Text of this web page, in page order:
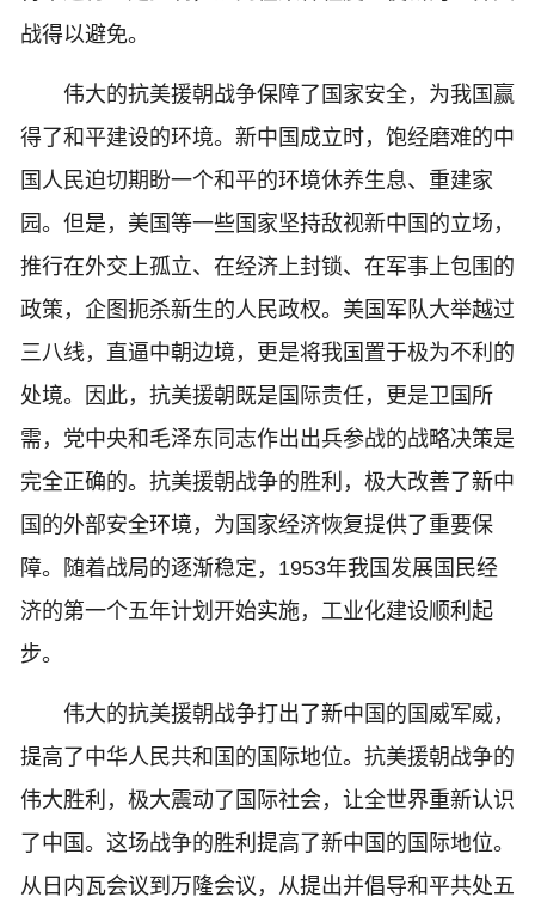
战得以避免。
伟大的抗美援朝战争保障了国家安全，为我国赢
得了和平建设的环境。新中国成立时，饱经磨难的中
国人民迫切期盼一个和平的环境休养生息、重建家
园。但是，美国等一些国家坚持敌视新中国的立场，
推行在外交上孤立、在经济上封锁、在军事上包围的
政策，企图扼杀新生的人民政权。美国军队大举越过
三八线，直逼中朝边境，更是将我国置于极为不利的
处境。因此，抗美援朝既是国际责任，更是卫国所
需，党中央和毛泽东同志作出出兵参战的战略决策是
完全正确的。抗美援朝战争的胜利，极大改善了新中
国的外部安全环境，为国家经济恢复提供了重要保
障。随着战局的逐渐稳定，1953年我国发展国民经
济的第一个五年计划开始实施，工业化建设顺利起
步。
伟大的抗美援朝战争打出了新中国的国威军威，
提高了中华人民共和国的国际地位。抗美援朝战争的
伟大胜利，极大震动了国际社会，让全世界重新认识
了中国。这场战争的胜利提高了新中国的国际地位。
从日内瓦会议到万隆会议，从提出并倡导和平共处五